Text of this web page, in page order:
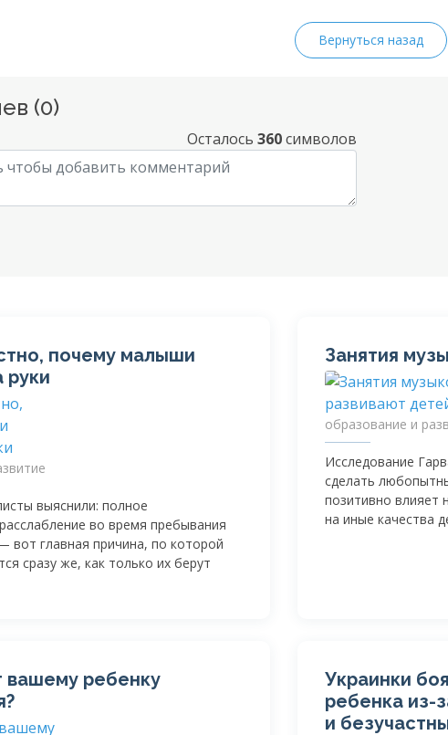
Вернуться назад
(0)
Осталось 360символов
почему малыши
руки
выяснили: полное
во время пребывания
вот главная причина, по которой
сразу же, как только их берут
Занятия
образование и
Исследование
сделать
позитивно влияет
на иные качества
вашему ребенку
Украинки
ребенка из-
и